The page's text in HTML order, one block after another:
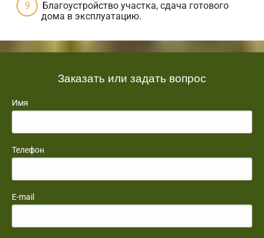
Благоустройство участка, сдача готового
дома в эксплуатацию.
Заказать или задать вопрос
Имя
Телефон
E-mail